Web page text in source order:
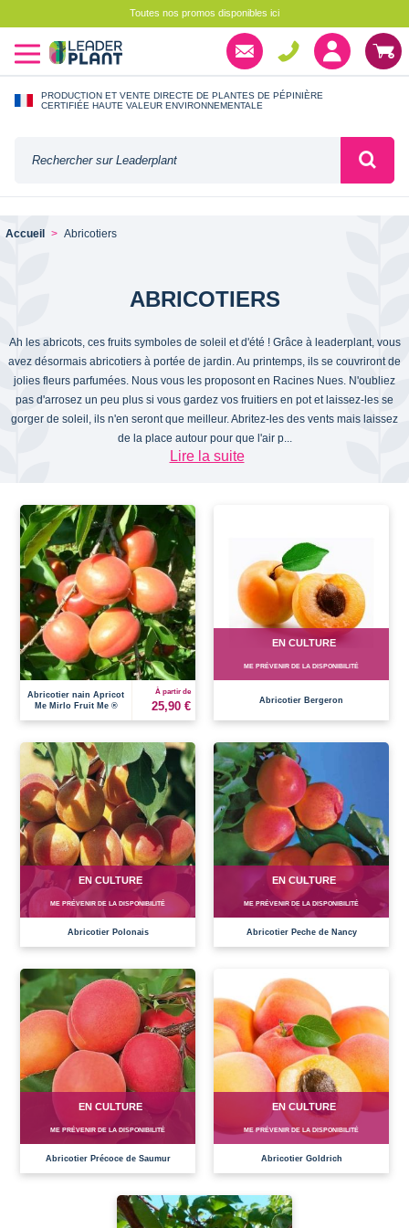
Toutes nos promos disponibles ici
PRODUCTION ET VENTE DIRECTE DE PLANTES DE PÉPINIÈRE
CERTIFIÉE HAUTE VALEUR ENVIRONNEMENTALE
Accueil Abricotiers
ABRICOTIERS
Ah les abricots, ces fruits symboles de soleil et d'été ! Grâce à leaderplant, vous
avez désormais abricotiers à portée de jardin. Au printemps, ils se couvriront de
jolies fleurs parfumées. Nous vous les proposont en Racines Nues. N'oubliez
pas d'arrosez un peu plus si vous gardez vos fruitiers en pot et laissez-les se
gorger de soleil, ils n'en seront que meilleur. Abritez-les des vents mais laissez
de la place autour pour que l'air p...
Lire la suite
Abricotier nain Apricot
Me Mirlo Fruit Me ®
À partir de
25,90 €
EN CULTURE
ME PRÉVENIR DE LA DISPONIBILITÉ
Abricotier Bergeron
EN CULTURE
ME PRÉVENIR DE LA DISPONIBILITÉ
Abricotier Polonais
EN CULTURE
ME PRÉVENIR DE LA DISPONIBILITÉ
Abricotier Peche de Nancy
EN CULTURE
ME PRÉVENIR DE LA DISPONIBILITÉ
Abricotier Précoce de Saumur
EN CULTURE
ME PRÉVENIR DE LA DISPONIBILITÉ
Abricotier Goldrich